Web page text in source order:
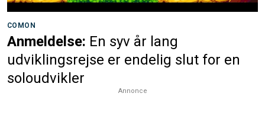
COMON
Anmeldelse: En syv år lang
udviklingsrejse er endelig slut for en
soloudvikler
Annonce